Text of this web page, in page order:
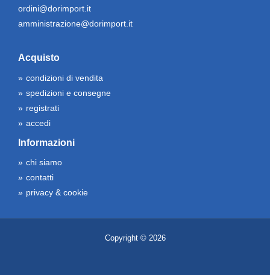
ordini@dorimport.it
amministrazione@dorimport.it
Acquisto
condizioni di vendita
spedizioni e consegne
registrati
accedi
Informazioni
chi siamo
contatti
privacy & cookie
Copyright © 2026